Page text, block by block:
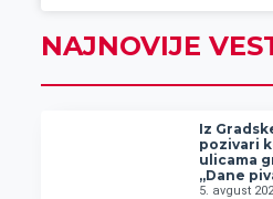
NAJNOVIJE
Iz
pozivari
ulicama
„Dane
5. avgust